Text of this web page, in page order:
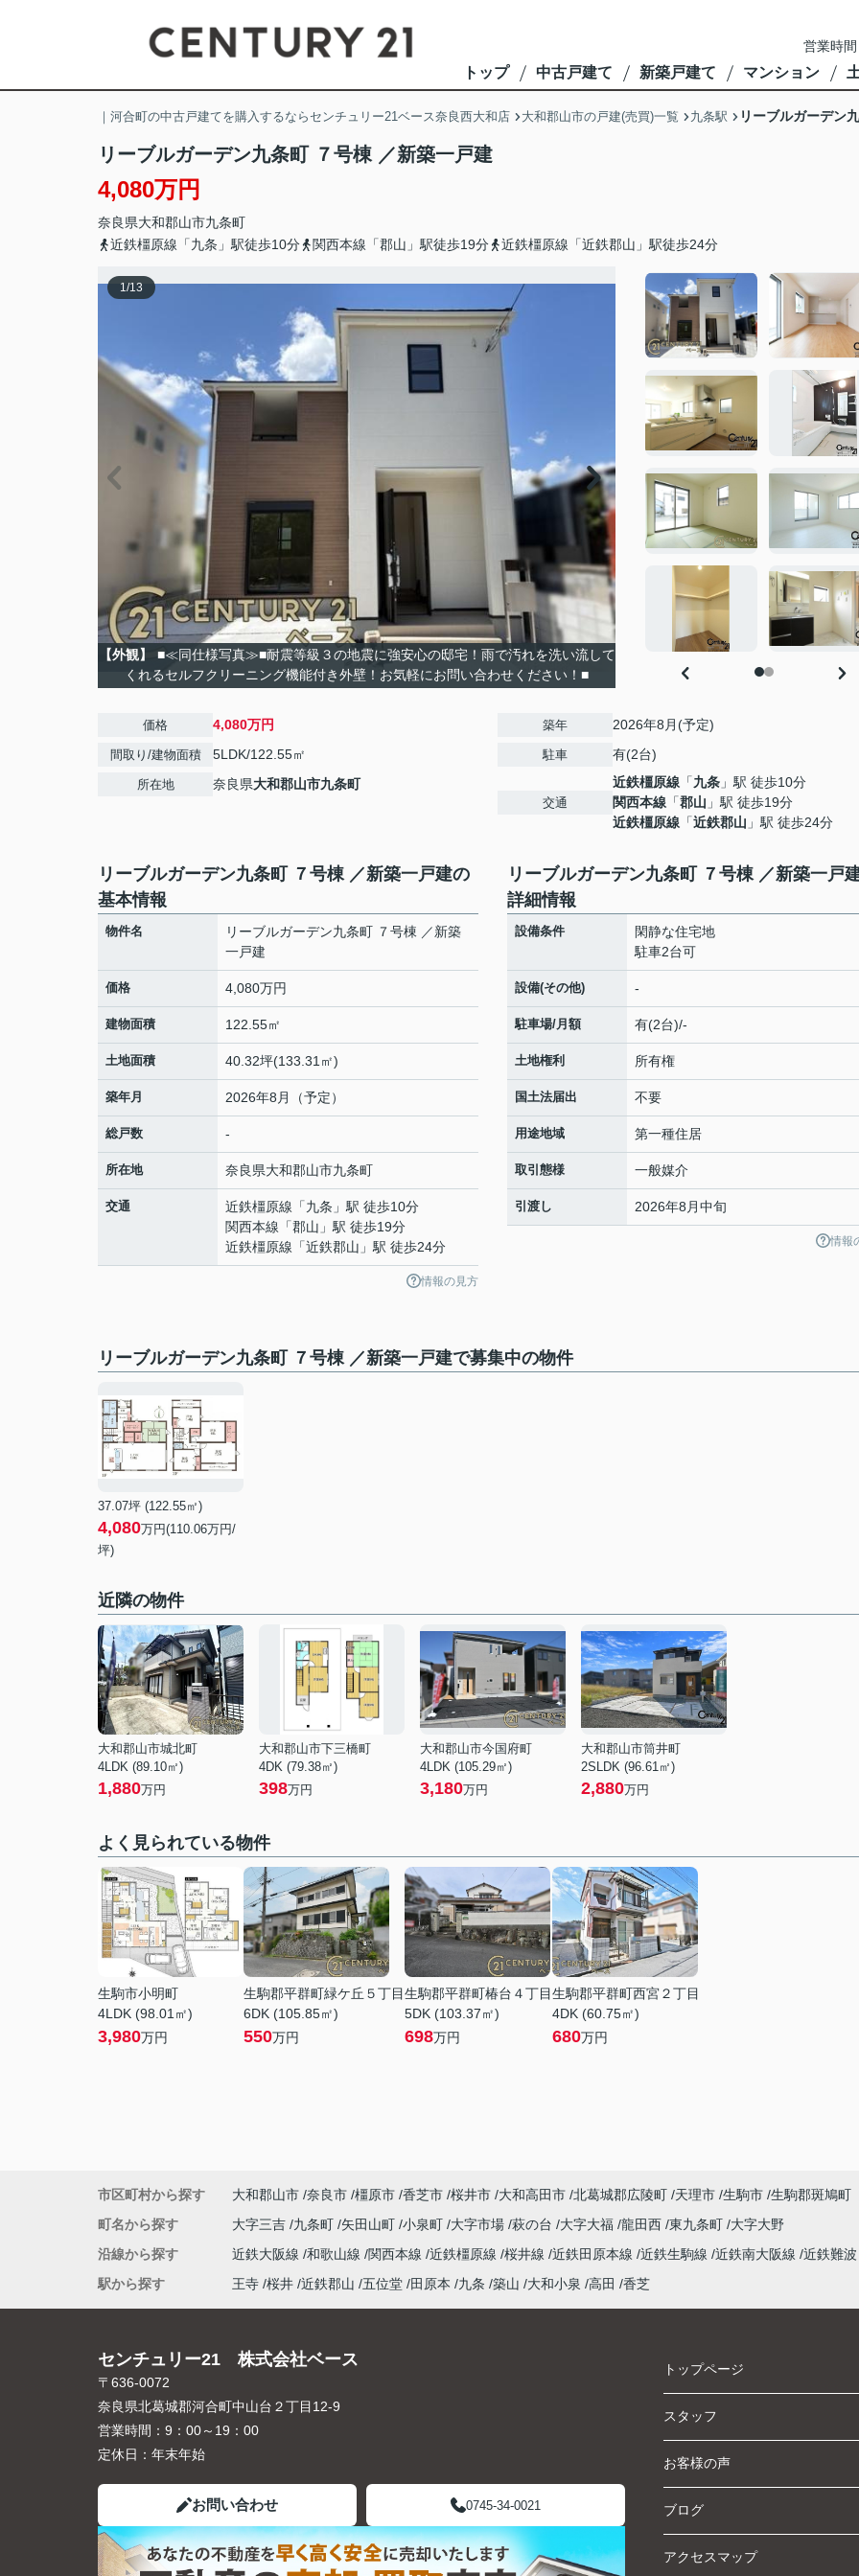
営業時
トップ 中古戸建て 新築戸建て マンション
｜河合町の中古戸建てを購入するならセンチュリー21ベース奈良西大和店 大和郡山市の戸建(売買)一覧 九条駅 リーブルガーデン
リーブルガーデン九条町 ７号棟 ／新築一戸建
4,080万円
奈良県大和郡山市九条町
近鉄橿原線「九条」駅徒歩10分
関西本線「郡山」駅徒歩19分 近鉄橿原線「近鉄郡山」駅徒歩24分
1/13
【外観】
■≪同仕様写真≫■耐震等級３の地震に強安心の邸宅！雨で汚れを洗い流して
くれるセルフクリーニング機能付き外壁！お気軽にお問い合わせください！■
価格 4,080万円
間取り/建物面積 5LDK/122.55㎡
所在地 奈良県大和郡山市九条町
築年 2026年8月(予定)
駐車 有(2台)
交通
近鉄橿原線 「九条 」駅 徒歩10分
関西本線 「郡山 」駅 徒歩19分
近鉄橿原線 「近鉄郡山 」駅 徒歩24分
リーブルガーデン九条町 ７号棟 ／新築一戸建の
基本情報
物件名
リーブルガーデン九条町 ７号棟 ／新築
一戸建
価格 4,080万円
建物面積 122.55㎡
土地面積 40.32坪(133.31㎡)
築年月 2026年8月（予定）
総戸数 -
所在地 奈良県大和郡山市九条町
交通 近鉄橿原線 「九条 」駅 徒歩10分
関西本線 「郡山 」駅 徒歩19分
近鉄橿原線 「近鉄郡山 」駅 徒歩24分
情報の見方
リーブルガーデン九条町 ７号棟 ／新築一戸
詳細情報
設備条件
閑静な住宅地
駐車2台可
設備(その他) -
駐車場/月額 有(2台)/-
土地権利 所有権
国土法届出 不要
用途地域 第一種住居
取引態様 一般媒介
引渡し 2026年8月中旬
情報
リーブルガーデン九条町 ７号棟 ／新築一戸建で募集中の物件
37.07坪 (122.55㎡)
4,080万円(110.06万円/
坪)
近隣の物件
大和郡山市城北町
4LDK (89.10㎡)
1,880万円
大和郡山市下三橋町
4DK (79.38㎡)
398万円
大和郡山市今国府町
4LDK (105.29㎡)
3,180万円
大和郡山市筒井町
2SLDK (96.61㎡)
2,880万円
よく見られている物件
生駒市小明町
4LDK (98.01㎡)
3,980万円
生駒郡平群町緑ケ丘５丁目
6DK (105.85㎡)
550万円
生駒郡平群町椿台４丁目
5DK (103.37㎡)
698万円
生駒郡平群町西宮２丁目
4DK (60.75㎡)
680万円
市区町村から探す 大和郡山市 奈良市 橿原市 香芝市 桜井市 大和高田市 北葛城郡広陵町 天理市 生駒市 生駒郡斑鳩町
町名から探す
大字三吉 九条町 矢田山町 小泉町 大字市場 萩の台 大字大福 龍田西 東九条町 大字大野
沿線から探す
近鉄大阪線 和歌山線 関西本線 近鉄橿原線 桜井線 近鉄田原本線 近鉄生駒線 近鉄南大阪線 近鉄難
駅から探す
王寺 桜井 近鉄郡山 五位堂 田原本 九条 築山 大和小泉 高田 香芝
センチュリー21 株式会社ベース
〒636-0072
奈良県北葛城郡河合町中山台２丁目12-9
営業時間： 9：00～19：00
定休日： 年末年始
お問い合わせ 0745-34-0021
トップページ
スタッフ
お客様の声
ブログ
アクセスマップ